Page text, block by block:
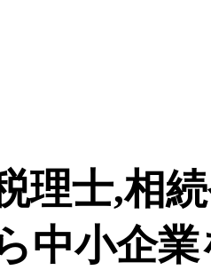
理士,相
中小企